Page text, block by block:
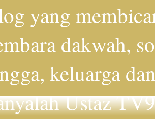
yang
dakwah,
keluarga
Ustaz